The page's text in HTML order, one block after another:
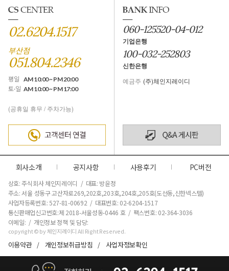
02.6204.1517
부산점
051.804.2346
평일 AM 10:00 ~ PM 20:00
토·일 AM 10:00 ~ PM 17:00
(공휴일 휴무 / 주차가능)
060-125520-04-012
기업은행
100-032-252803
신한은행
예금주 (주)체인지레이디
회사소개 공지사항 사용후기 PC버전
상호: 주식회사 체인지레이디 / 대표: 방윤정
주소: 서울 성동구 고산자로269,202호,203호,204호,205호(도선동,신한넥스텔)
사업자등록번호: 527-81-00692 / 대표번호: 02-6204-1517
통신판매업신고번호:제 2018-서울성동-0446 호/ 팩스번호: 02-364-3036
이메일: / 개인정보 정책 및 담당:
copyright © by 체인지레이디 All Right Reserved.
이용약관 / 개인정보취급방침 / 사업자정보확인